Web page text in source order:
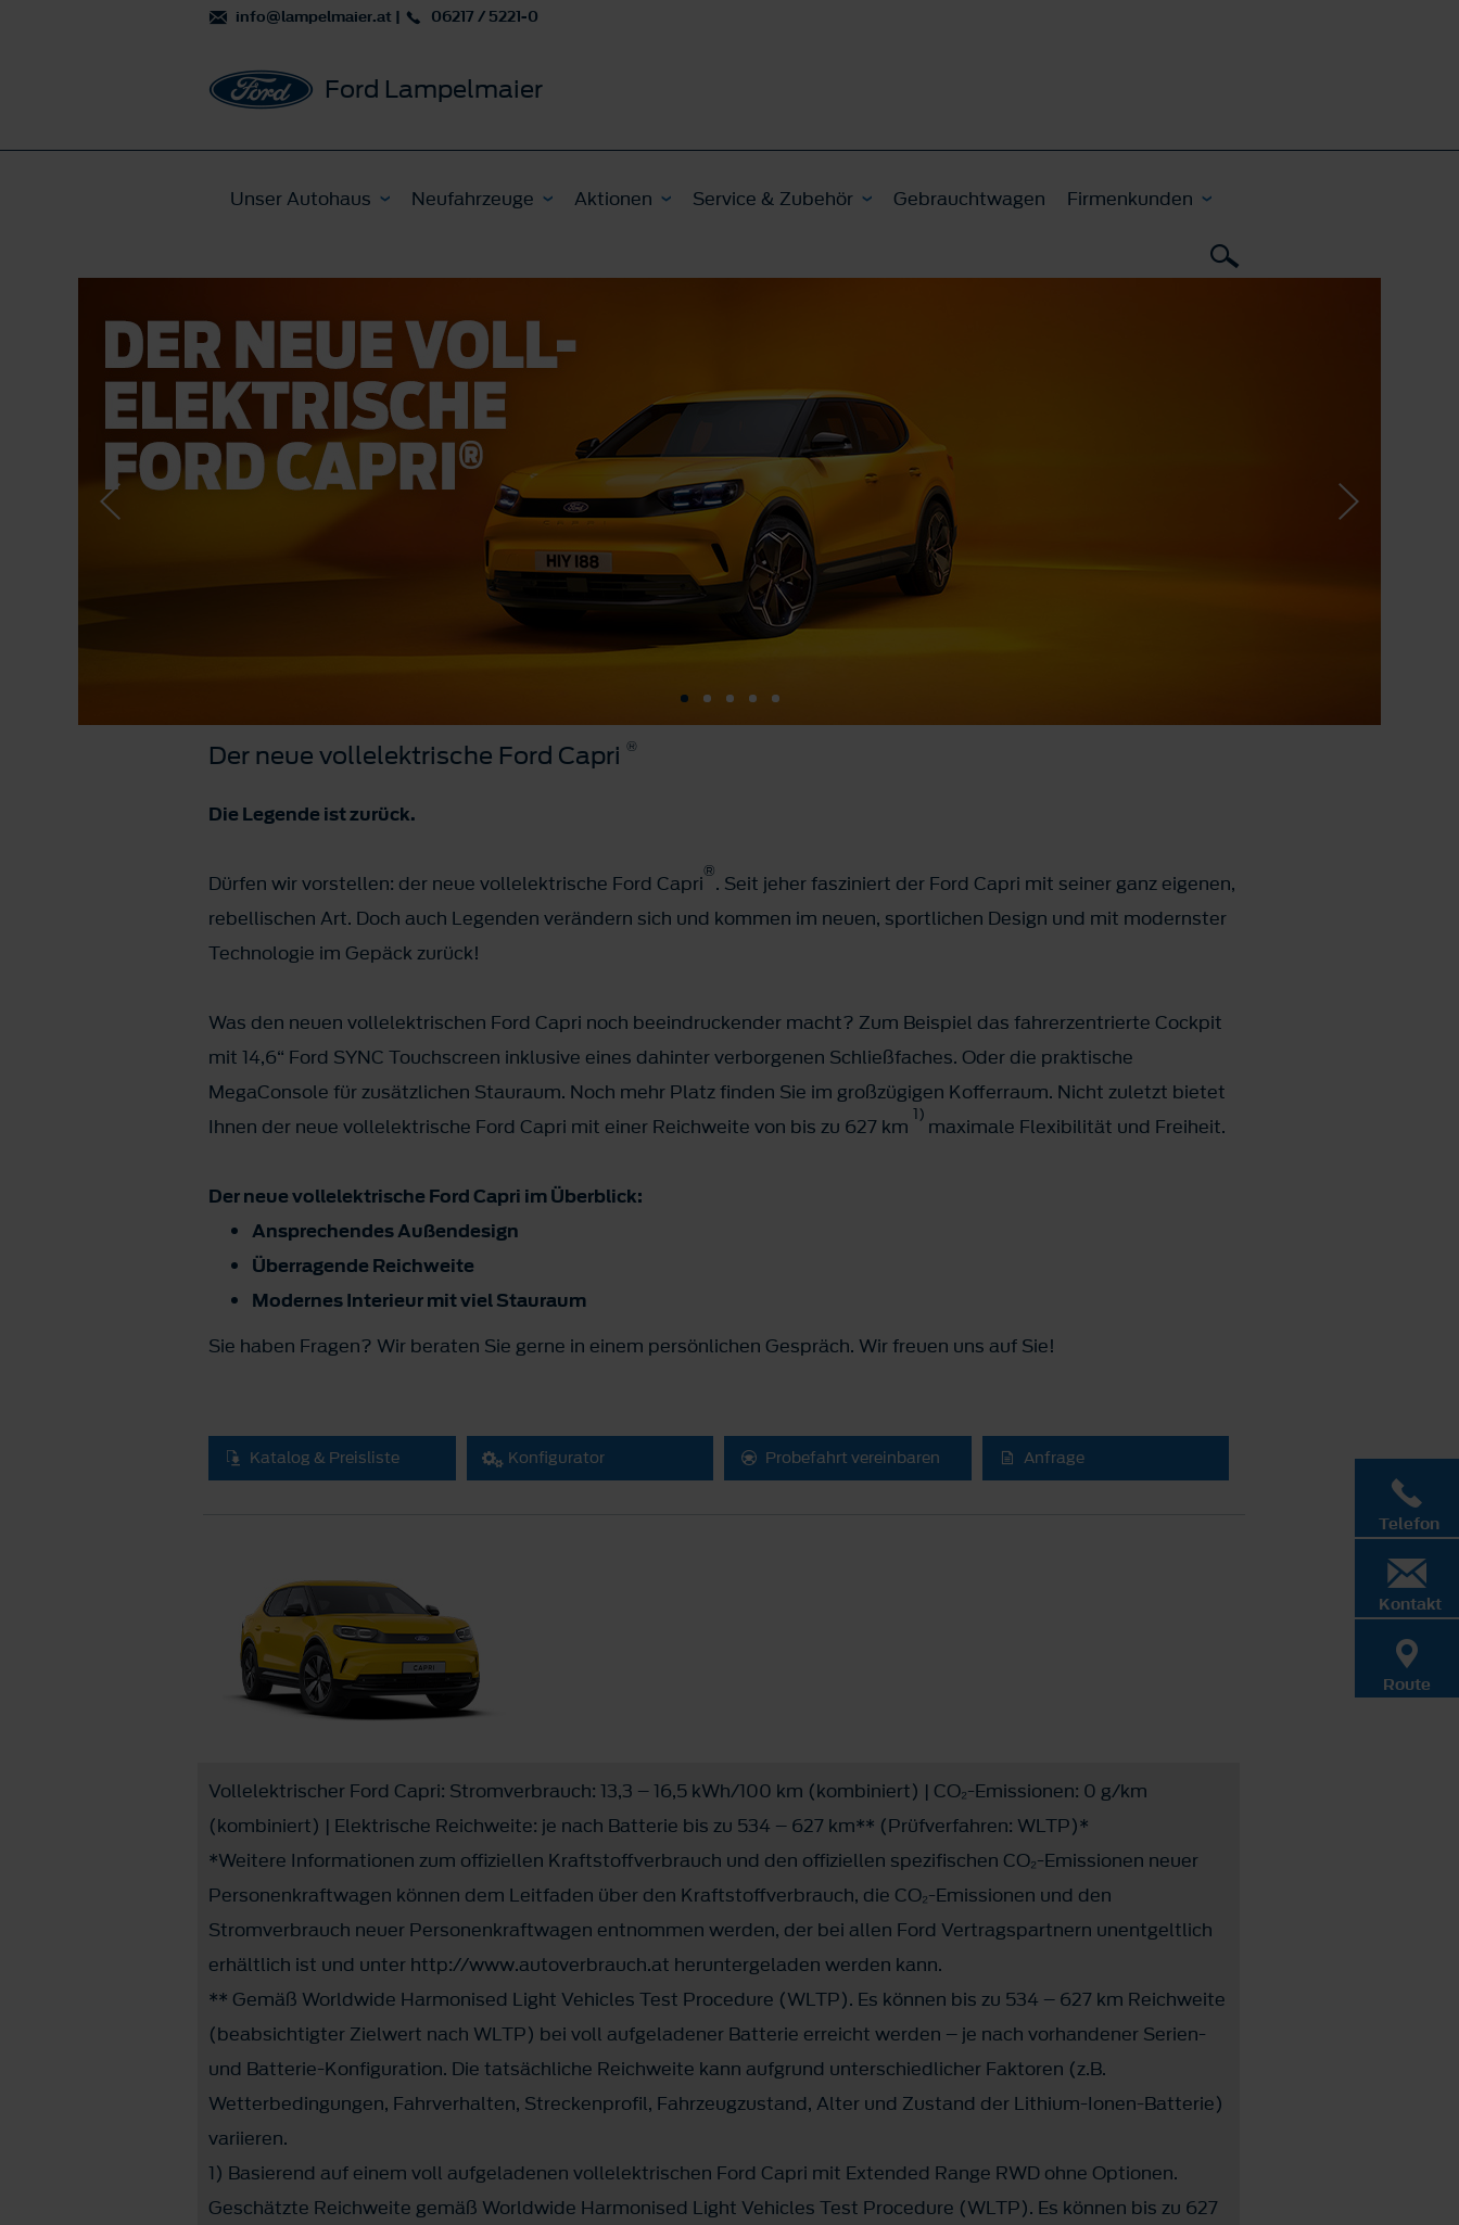
info@lampelmaier.at | 06217 / 5221-0
Ford Lampelmaier
Unser Autohaus Neufahrzeuge Aktionen Service & Zubehör Gebrauchtwagen Firmenkunden
Der neue vollelektrische Ford Capri ®
Die Legende ist zurück.
Dürfen wir vorstellen: der neue vollelektrische Ford Capri®. Seit jeher fasziniert der Ford Capri mit seiner ganz eigenen,
rebellischen Art. Doch auch Legenden verändern sich und kommen im neuen, sportlichen Design und mit modernster
Technologie im Gepäck zurück!
Was den neuen vollelektrischen Ford Capri noch beeindruckender macht? Zum Beispiel das fahrerzentrierte Cockpit
mit 14,6“ Ford SYNC Touchscreen inklusive eines dahinter verborgenen Schließfaches. Oder die praktische
MegaConsole für zusätzlichen Stauraum. Noch mehr Platz finden Sie im großzügigen Kofferraum. Nicht zuletzt bietet
Ihnen der neue vollelektrische Ford Capri mit einer Reichweite von bis zu 627 km 1) maximale Flexibilität und Freiheit.
Der neue vollelektrische Ford Capri im Überblick:
Ansprechendes Außendesign
Überragende Reichweite
Modernes Interieur mit viel Stauraum
Sie haben Fragen? Wir beraten Sie gerne in einem persönlichen Gespräch. Wir freuen uns auf Sie!
Katalog & Preisliste Konfigurator Probefahrt vereinbaren Anfrage
Vollelektrischer Ford Capri: Stromverbrauch: 13,3 – 16,5 kWh/100 km (kombiniert) | CO₂-Emissionen: 0 g/km
(kombiniert) | Elektrische Reichweite: je nach Batterie bis zu 534 – 627 km** (Prüfverfahren: WLTP)*
*Weitere Informationen zum offiziellen Kraftstoffverbrauch und den offiziellen spezifischen CO₂-Emissionen neuer
Personenkraftwagen können dem Leitfaden über den Kraftstoffverbrauch, die CO₂-Emissionen und den
Stromverbrauch neuer Personenkraftwagen entnommen werden, der bei allen Ford Vertragspartnern unentgeltlich
erhältlich ist und unter http://www.autoverbrauch.at heruntergeladen werden kann.
** Gemäß Worldwide Harmonised Light Vehicles Test Procedure (WLTP). Es können bis zu 534 – 627 km Reichweite
(beabsichtigter Zielwert nach WLTP) bei voll aufgeladener Batterie erreicht werden – je nach vorhandener Serien-
und Batterie-Konfiguration. Die tatsächliche Reichweite kann aufgrund unterschiedlicher Faktoren (z.B.
Wetterbedingungen, Fahrverhalten, Streckenprofil, Fahrzeugzustand, Alter und Zustand der Lithium-Ionen-Batterie)
variieren.
1) Basierend auf einem voll aufgeladenen vollelektrischen Ford Capri mit Extended Range RWD ohne Optionen.
Geschätzte Reichweite gemäß Worldwide Harmonised Light Vehicles Test Procedure (WLTP). Es können bis zu 627
Telefon
Kontakt
Route